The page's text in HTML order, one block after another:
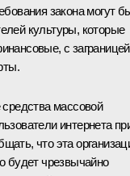
закона могут
культуры, которые
с
средства массовой
интернета
что эта
будет чрезвычайно